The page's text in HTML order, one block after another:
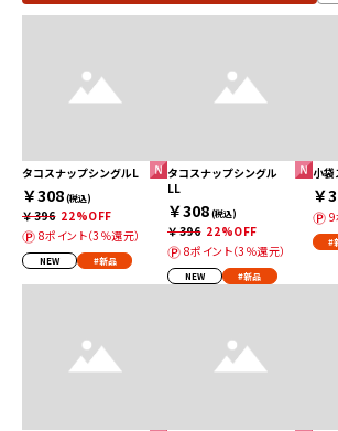
タコスナップシングルL
￥308(税込)
￥396 22%OFF
8ポイント（3％還元）
NEW #新品
タコスナップシングル
LL
￥308(税込)
￥396 22%OFF
8ポイント（3％還元）
NEW #新品
小
￥
9
#